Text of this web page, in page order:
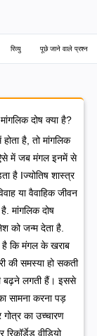
रिव्यु पूछे जाने वाले प्रश्न
मांगलिक दोष क्या है?
है, तो मांगलिक
ऐसे में जब मंगल इनमें से
है Iज्योतिष शास्त्र
या वैवाहिक जीवन
मांगलिक दोष
को जन्म देता है.
है कि मंगल के खराब
की समस्या हो सकती
बढ़ने लगती हैं। इससे
सामना करना पड़
का उच्चारण
वीडियो